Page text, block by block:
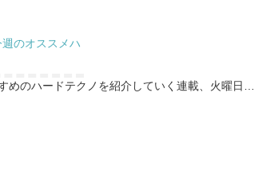
のオススメハ
めのハードテクノを紹介していく連載、火曜日…